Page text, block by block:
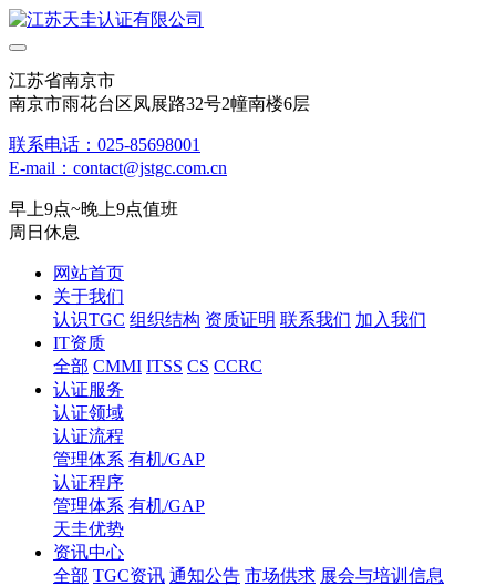
江苏省南京市
南京市雨花台区凤展路32号2幢南楼6层
联系电话：025-85698001
E-mail：contact@jstgc.com.cn
早上9点~晚上9点值班
周日休息
网站首页
关于我们
认识TGC 组织结构 资质证明 联系我们 加入我们
IT资质
全部 CMMI ITSS CS CCRC
认证服务
认证领域
认证流程
管理体系 有机/GAP
认证程序
管理体系 有机/GAP
天圭优势
资讯中心
全部 TGC资讯 通知公告 市场供求 展会与培训信息